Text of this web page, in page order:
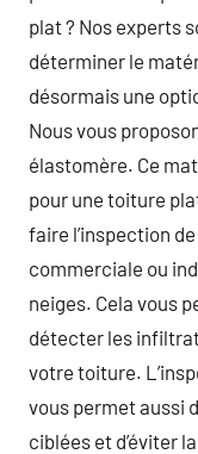
plat ? Nos experts
déterminer le
désormais une
Nous vous
élastomère. Ce
pour une toiture
faire l’inspection
commerciale ou
neiges. Cela vous
détecter les
votre toiture.
vous permet aussi
ciblées et d’éviter